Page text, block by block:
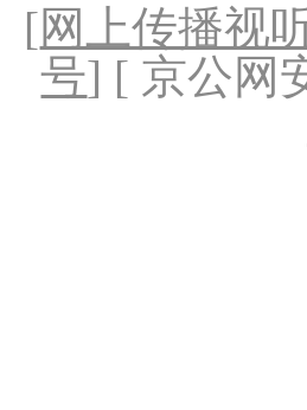
[网上传播视
号] [ 京公网